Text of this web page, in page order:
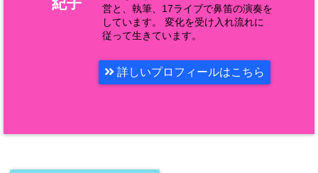
営と、執筆、17ライブで鼻笛の演奏を
しています。 変化を受け入れ流れに
従って生きています。
詳しいプロフィールはこちら